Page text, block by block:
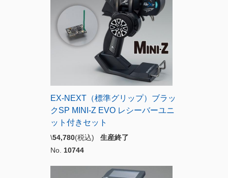
EX-NEXT（標準グリップ）ブラッ
クSP MINI-Z EVO レシーバーユニ
ット付きセット
\54,780(税込) 生産終了
No. 10744